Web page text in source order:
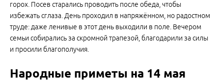
горох. Посев старались проводить после обеда, чтобы
избежать сглаза. День проходил в напряжённом, но радостном
труде: даже ленивые в этот день выходили в поле. Вечером
семьи собирались за скромной трапезой, благодарили за силы
и просили благополучия.
Народные приметы на 14 мая